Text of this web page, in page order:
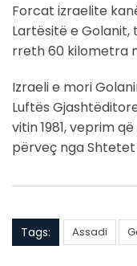
Forcat izraelite
Lartësitë e Golanit,
rreth 60 kilometra
Izraeli e mori
Luftës
vitin 1981, veprim
përveç nga Shtetet
Tags: Assadi